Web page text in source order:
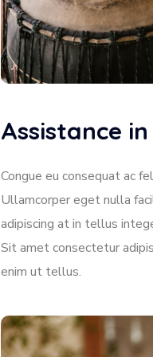
Assistance
Congue eu consequat ac
Ullamcorper eget nulla
adipiscing at in tellus
Sit amet consectetur
enim ut tellus.